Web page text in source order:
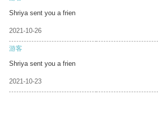
Shriya sent you a frien
2021-10-26
游客
Shriya sent you a frien
2021-10-23